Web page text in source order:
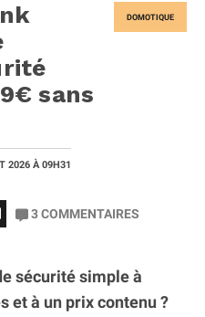
DOMOTIQUE
sans
2026 À 09H31
3COMMENTAIRES
sécurité simple à
et à un prix contenu ?